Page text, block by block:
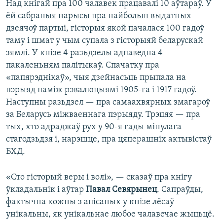
Над кнігай пра 100 чалавек працавалі 10 аўтараў. У
ёй сабраныя нарысы пра найбольш выдатных
дзеячоў партыі, гісторыя якой пачалася 100 гадоў
таму і шмат у чым супала з гісторыяй беларускай
зямлі. У кнізе 4 разьдзелы адпаведна 4
пакаленьням палітыкаў. Спачатку пра
«папярэднікаў», чыя дзейнасьць прыпала на
пэрыяд паміж рэвалюцыямі 1905-га і 1917 гадоў.
Наступны разьдзел — пра самаахвярных змагароў
за Беларусь міжваеннага пэрыяду. Трэцяя — пра
тых, хто адраджаў рух у 90-я гады мінулага
стагодзьдзя і, нарэшце, пра цяперашніх актывістаў
БХД.
«Сто гісторый веры і волі», — сказаў пра кнігу
ўкладальнік і аўтар Павал Севярынец. Сапраўды,
фактычна кожны з апісаных у кнізе лёсаў
унікальны, як унікальнае любое чалавечае жыцьцё.